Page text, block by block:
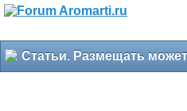
Статьи. Размещать